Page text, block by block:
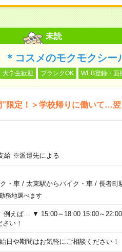
未読
＊コスメのモクモクシー
大学生歓迎 ブランクOK WEB登録・面
”限定！＞学校帰りに働いて…翌
給 ※派遣先による
・車/ 太東駅からバイク・車/ 長者町
務地選べます
例えば… ▼ 15:00～18:00 15:00～
い！
日や期間はお気軽にご相談ください